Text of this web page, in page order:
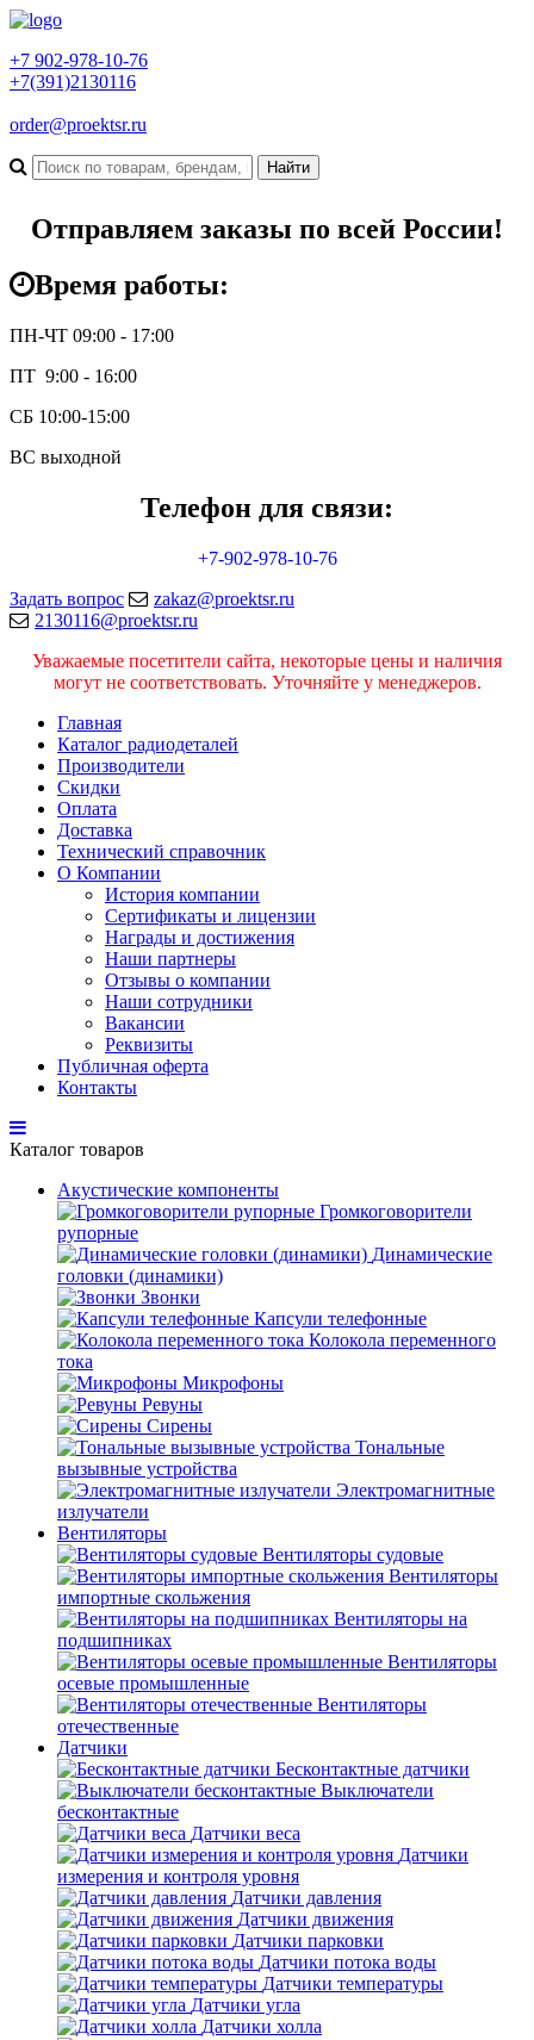
+7 902-978-10-76
+7(391)2130116
order@proektsr.ru
Отправляем заказы по всей России!
Время работы:
ПН-ЧТ 09:00 - 17:00
ПТ 9:00 - 16:00
СБ 10:00-15:00
ВС выходной
Телефон для связи:
+7-902-978-10-76
Задать вопрос
zakaz@proektsr.ru
2130116@proektsr.ru
Уважаемые посетители сайта, некоторые цены и наличия
могут не соответствовать. Уточняйте у менеджеров.
Главная
Каталог радиодеталей
Производители
Скидки
Оплата
Доставка
Технический справочник
О Компании
История компании
Сертификаты и лицензии
Награды и достижения
Наши партнеры
Отзывы о компании
Наши сотрудники
Вакансии
Реквизиты
Публичная оферта
Контакты
Каталог товаров
Акустические компоненты
Громкоговорители
рупорные
Динамические
головки (динамики)
Звонки
Капсули телефонные
Колокола переменного
тока
Микрофоны
Ревуны
Сирены
Тональные
вызывные устройства
Электромагнитные
излучатели
Вентиляторы
Вентиляторы судовые
Вентиляторы
импортные скольжения
Вентиляторы на
подшипниках
Вентиляторы
осевые промышленные
Вентиляторы
отечественные
Датчики
Бесконтактные датчики
Выключатели
бесконтактные
Датчики веса
Датчики
измерения и контроля уровня
Датчики давления
Датчики движения
Датчики парковки
Датчики потока воды
Датчики температуры
Датчики угла
Датчики холла